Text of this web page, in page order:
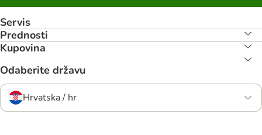
Servis
Prednosti
Kupovina
Odaberite državu
Hrvatska / hr